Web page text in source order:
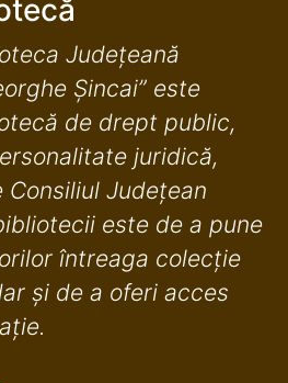
Județeană
Șincai” este
de drept public,
juridică,
Judeţean
este de a pune
întreaga colecţie
şi de a oferi acces